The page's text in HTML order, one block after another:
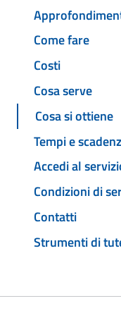
Come fare
Costi
Cosa serve
Cosa si ottiene
Tempi e
Accedi al
Condizioni di
Contatti
Strumenti di